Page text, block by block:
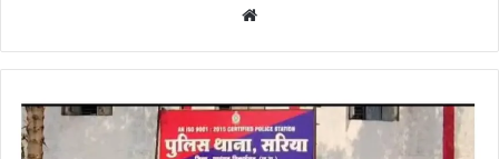
Sarangarh
News:
सरिया